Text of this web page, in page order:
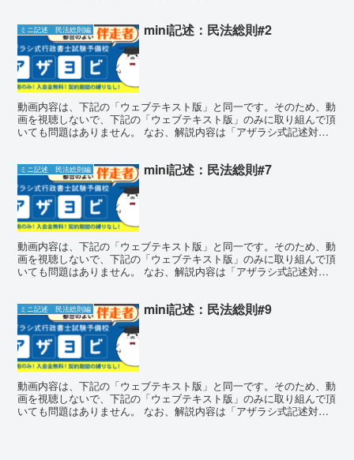
ミニ記述 民法総則編 mini記述：民法総則#2
動画内容は、下記の「ウェブテキスト版」と同一です。そのため、動
画を視聴しないで、下記の「ウェブテキスト版」のみに取り組んで頂
いても問題はありません。 なお、解説内容は「アザラシ式記述対策
ミニ記述 民法総則編 mini記述：民法総則#7
動画内容は、下記の「ウェブテキスト版」と同一です。そのため、動
画を視聴しないで、下記の「ウェブテキスト版」のみに取り組んで頂
いても問題はありません。 なお、解説内容は「アザラシ式記述対策
ミニ記述 民法総則編 mini記述：民法総則#9
動画内容は、下記の「ウェブテキスト版」と同一です。そのため、動
画を視聴しないで、下記の「ウェブテキスト版」のみに取り組んで頂
いても問題はありません。 なお、解説内容は「アザラシ式記述対策